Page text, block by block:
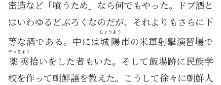
密造など「喰うため」なら何でもやった。ドブ酒と
はいわゆるどぶろくなのだが、それよりもさらに下
等な酒である。中には城陽
じょうよう
市の米軍射撃演習場で
薬莢
やっきょう
拾いをした者もいた。そして飯場跡に民族学
校を作って朝鮮語を教えた。こうして徐々に朝鮮人